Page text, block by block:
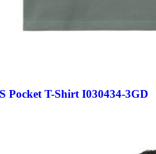
Pocket T-Shirt I030434-3GD